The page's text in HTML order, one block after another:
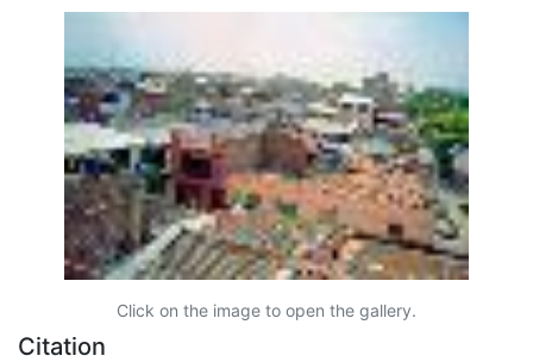
Click on the image to open the gallery.
Citation